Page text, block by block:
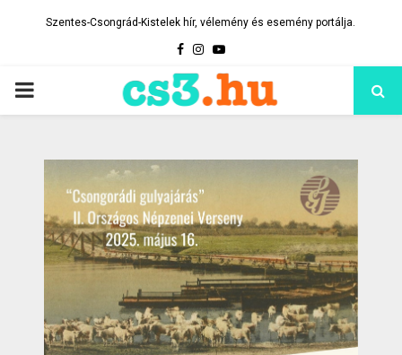
Szentes-Csongrád-Kistelek hír, vélemény és esemény portálja.
Facebook
Instagram
Youtube
PRIMARY